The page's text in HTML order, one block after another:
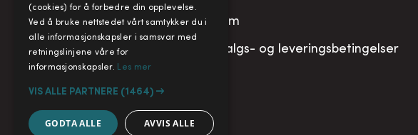
Min konto
Handlekurv
Om
Salgs- og leveringsbetingelser
(cookies) for å forbedre din opplevelse.
Ved å bruke nettstedet vårt samtykker du i
alle informasjonskapsler i samsvar med
retningslinjene våre for
informasjonskapsler. Les mer
VIS ALLE PARTNERE (1464) →
GODTA ALLE AVVIS ALLE